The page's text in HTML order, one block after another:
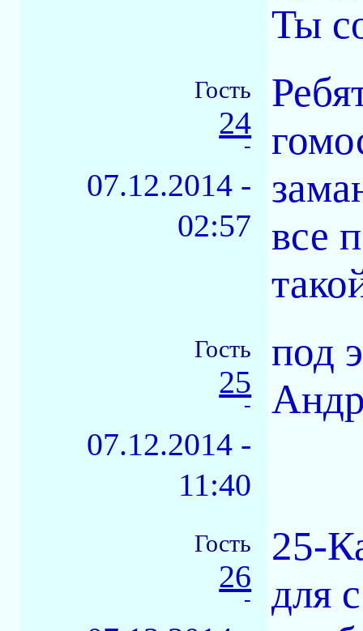
Ты
Гость
24
-
07.12.2014 -
02:57 все
Гость
25
-
07.12.2014 -
11:40
под
Гость
26
-
25-
для